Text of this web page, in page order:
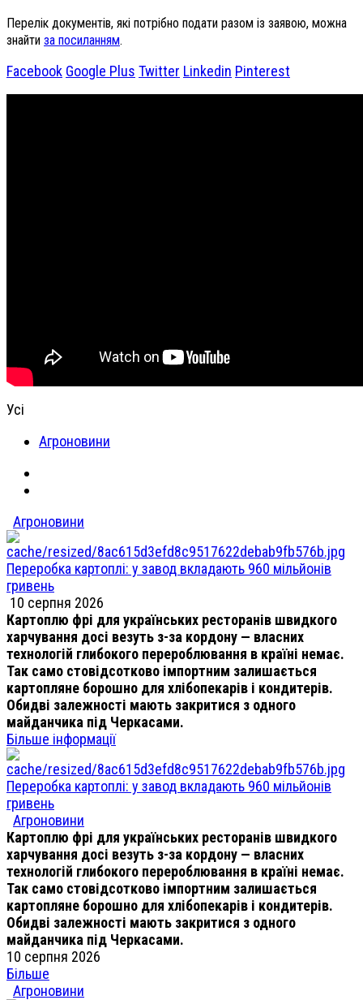
Перелік документів, які потрібно подати разом із заявою, можна
знайти за посиланням.
Facebook Google Plus Twitter Linkedin Pinterest
Усі
Агроновини
Агроновини
Переробка картоплі: у завод вкладають 960 мільйонів
гривень
10 серпня 2026
Картоплю фрі для українських ресторанів швидкого
харчування досі везуть з-за кордону — власних
технологій глибокого перероблювання в країні немає.
Так само стовідсотково імпортним залишається
картопляне борошно для хлібопекарів і кондитерів.
Обидві залежності мають закритися з одного
майданчика під Черкасами.
Більше інформації
Переробка картоплі: у завод вкладають 960 мільйонів
гривень
Агроновини
Картоплю фрі для українських ресторанів швидкого
харчування досі везуть з-за кордону — власних
технологій глибокого перероблювання в країні немає.
Так само стовідсотково імпортним залишається
картопляне борошно для хлібопекарів і кондитерів.
Обидві залежності мають закритися з одного
майданчика під Черкасами.
10 серпня 2026
Більше
Агроновини